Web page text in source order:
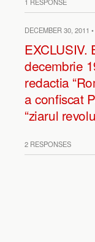
DECEMBER 30, 2011
EXCLUSIV.
decembrie
redactia
a confiscat
“ziarul
2 RESPONSES